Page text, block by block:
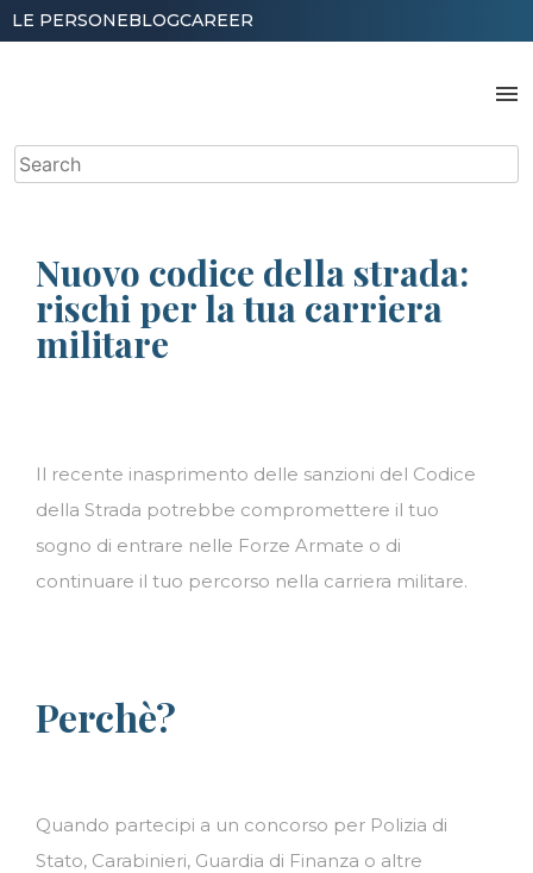
Skip
to
LE PERSONEBLOGCAREER
menu
Search
for:
Nuovo codice della strada:
rischi per la tua carriera
militare
Il recente inasprimento delle sanzioni del Codice
della Strada potrebbe compromettere il tuo
sogno di entrare nelle Forze Armate o di
continuare il tuo percorso nella carriera militare.
Perchè?
Quando partecipi a un concorso per Polizia di
Stato, Carabinieri, Guardia di Finanza o altre